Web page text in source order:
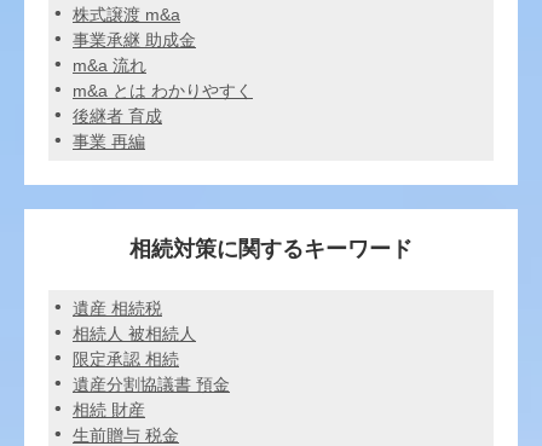
株式譲渡 m&a
事業承継 助成金
m&a 流れ
m&a とは わかりやすく
後継者 育成
事業 再編
相続対策に関するキーワード
遺産 相続税
相続人 被相続人
限定承認 相続
遺産分割協議書 預金
相続 財産
生前贈与 税金